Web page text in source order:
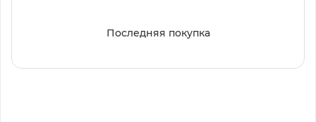
Последняя покупка